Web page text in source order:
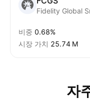
비중 0.68%
시장 가치 ‪25.74 M‬
자